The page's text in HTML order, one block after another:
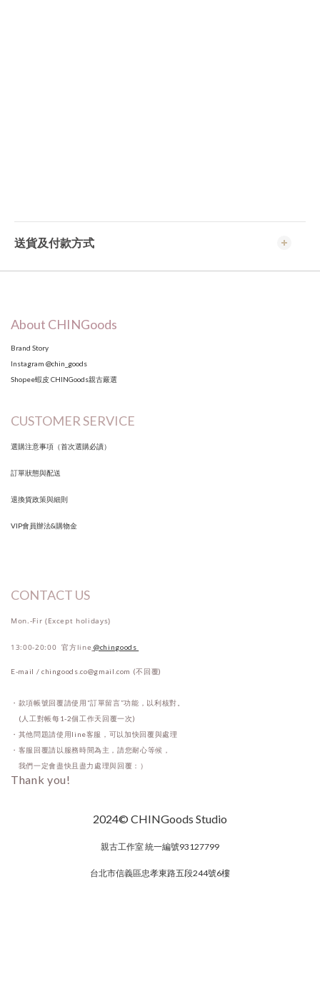
送貨及付款方式
About CHINGoods
Brand Story
Instagram @chin_goods
Shopee蝦皮 CHINGoods親古嚴選
CUSTOMER SERVICE
選購注意事項（首次選購必讀）
訂單狀態與配送
退換貨政策與細則
VIP會員辦法&購物金
CONTACT US
Mon.-Fir (Except holidays)
13:00-20:00 官方line @chingoods
E-mail / chingoods.co@gmail.com (不回覆)
・款項帳號回覆請使用“訂單留言”功能，以利核對。
(人工對帳每1-2個工作天回覆一次)
・其他問題請使用line客服，可以加快回覆與處理
・客服回覆請以服務時間為主，請您耐心等候，
我們一定會盡快且盡力處理與回覆：）
Thank you!
2024© CHINGoods Studio
親古工作室 統一編號93127799
台北市信義區忠孝東路五段244號6樓